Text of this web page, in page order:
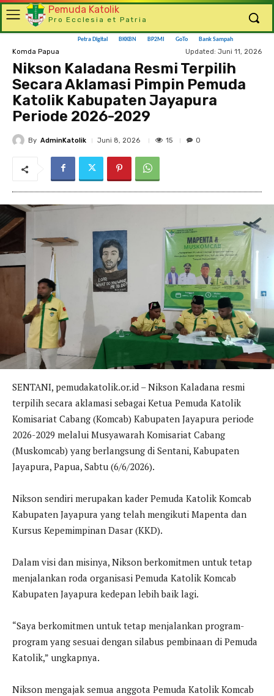
Pemuda Katolik
Pro Ecclesia et Patria
Petra Digital BKKBN BP2MI GoTo Bank Sampah
Komda Papua Updated: Juni 11, 2026
Nikson Kaladana Resmi Terpilih
Secara Aklamasi Pimpin Pemuda
Katolik Kabupaten Jayapura
Periode 2026-2029
By AdminKatolik Juni 8, 2026 15 0
SENTANI, pemudakatolik.or.id – Nikson Kaladana resmi
terpilih secara aklamasi sebagai Ketua Pemuda Katolik
Komisariat Cabang (Komcab) Kabupaten Jayapura periode
2026-2029 melalui Musyawarah Komisariat Cabang
(Muskomcab) yang berlangsung di Sentani, Kabupaten
Jayapura, Papua, Sabtu (6/6/2026).
Nikson sendiri merupakan kader Pemuda Katolik Komcab
Kabupaten Jayapura yang telah mengikuti Mapenta dan
Kursus Kepemimpinan Dasar (KKD).
Dalam visi dan misinya, Nikson berkomitmen untuk tetap
menjalankan roda organisasi Pemuda Katolik Komcab
Kabupaten Jayapura kedepan lebih baik lagi.
“Saya berkomitmen untuk tetap menjalankan program-
program yang sesuai dengan silabus pembinaan di Pemuda
Katolik,” ungkapnya.
Nikson mengajak semua anggota Pemuda Katolik Komcab